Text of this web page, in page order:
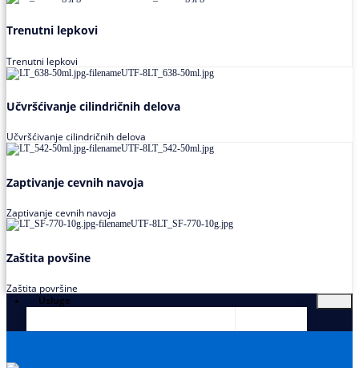
Trenutni lepkovi
Trenutni lepkovi
Učvršćivanje cilindričnih delova
Učvršćivanje cilindričnih delova
Zaptivanje cevnih navoja
Zaptivanje cevnih navoja
Zaštita povšine
Zaštita površine
Usluge